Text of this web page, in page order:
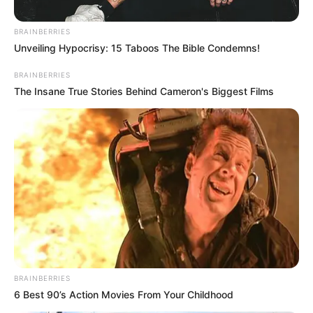
Cortesía
José Rafael Avile Figuera
Por:Paola Agredo Tapias
Noviembre 15, 2022
BRAINBERRIES
Unveiling Hypocrisy: 15 Taboos The Bible Condemns!
BRAINBERRIES
The Insane True Stories Behind Cameron's Biggest Films
BRAINBERRIES
6 Best 90’s Action Movies From Your Childhood